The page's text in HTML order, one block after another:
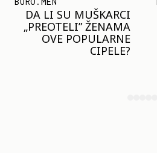
KLJUČNI TREND LETA:
MARGO ROBI I HEJLI
BIBER NOSE ISTI
MODNI DETALJ